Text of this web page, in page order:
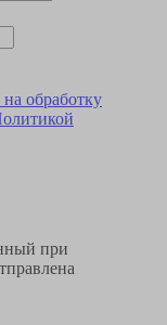
на обработку
при